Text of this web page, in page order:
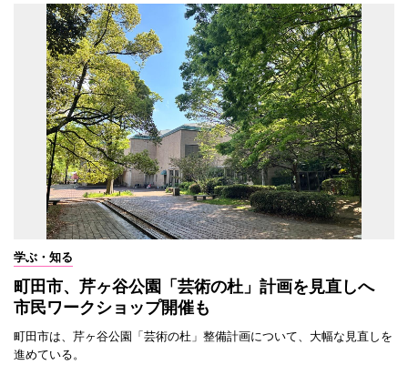
学ぶ・知る
町田市、芹ヶ谷公園「芸術の杜」計画を見直しへ
市民ワークショップ開催も
町田市は、芹ヶ谷公園「芸術の杜」整備計画について、大幅な見直しを
進めている。